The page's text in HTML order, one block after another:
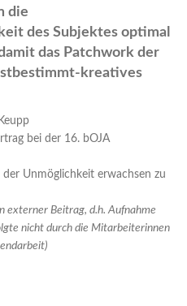
die
des Subjektes optimal
das Patchwork der
kreatives
bei der 16. bOJA
der Unmöglichkeit erwachsen zu
externer Beitrag, d.h. Aufnahme
nicht durch die Mitarbeiterinnen